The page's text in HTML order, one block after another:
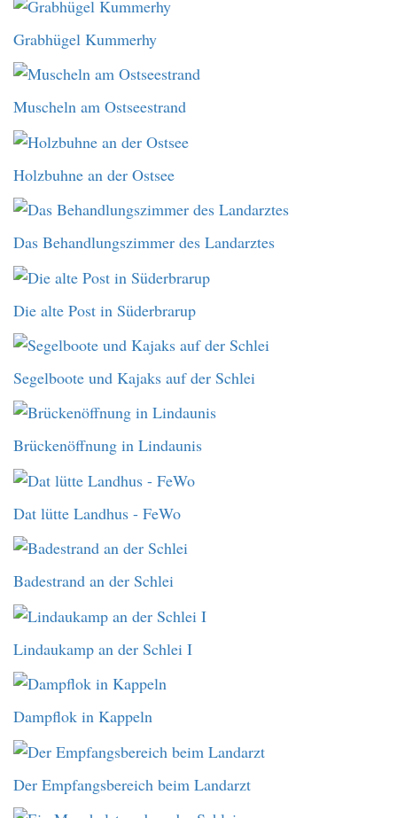
Grabhügel Kummerhy
Muscheln am Ostseestrand
Holzbuhne an der Ostsee
Das Behandlungszimmer des Landarztes
Die alte Post in Süderbrarup
Segelboote und Kajaks auf der Schlei
Brückenöffnung in Lindaunis
Dat lütte Landhus - FeWo
Badestrand an der Schlei
Lindaukamp an der Schlei I
Dampflok in Kappeln
Der Empfangsbereich beim Landarzt